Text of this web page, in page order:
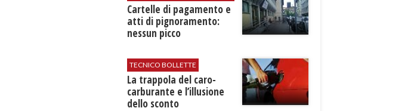
Cartelle di pagamento e
atti di pignoramento:
nessun picco
TECNICO BOLLETTE
​La trappola del caro-
carburante e l’illusione
dello sconto